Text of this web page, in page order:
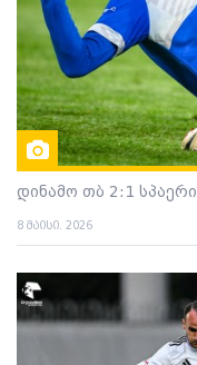
დინამო თბ 2:1 სპაერი
8 მაისი. 2026